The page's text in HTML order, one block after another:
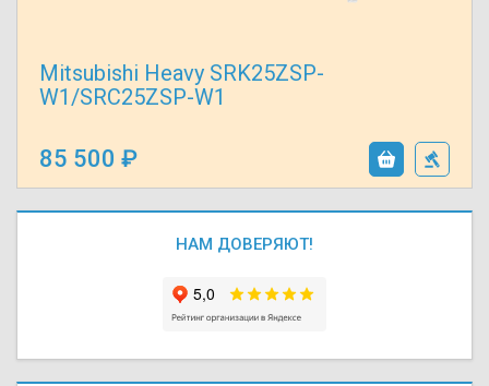
Mitsubishi Heavy SRK25ZSP-
W1/SRC25ZSP-W1
85 500
НАМ ДОВЕРЯЮТ!